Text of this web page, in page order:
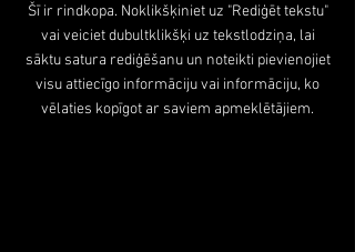
Šī ir rindkopa. Noklikšķiniet uz "Rediģēt tekstu"
vai veiciet dubultklikšķi uz tekstlodziņa, lai
sāktu satura rediģēšanu un noteikti pievienojiet
visu attiecīgo informāciju vai informāciju, ko
vēlaties kopīgot ar saviem apmeklētājiem.